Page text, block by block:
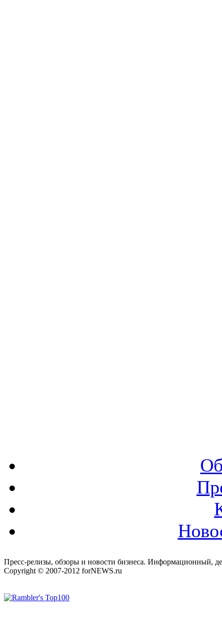
Пресс-релизы, обзоры и новости бизнеса. Информационный,
Copyright © 2007-2012 forNEWS.ru